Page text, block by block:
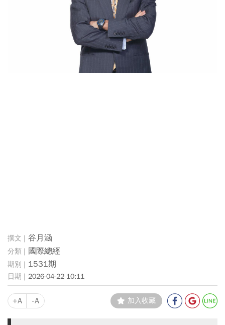
谷月涵
國際總經
1531期
2026-04-22 10:11
+A -A 加入收藏